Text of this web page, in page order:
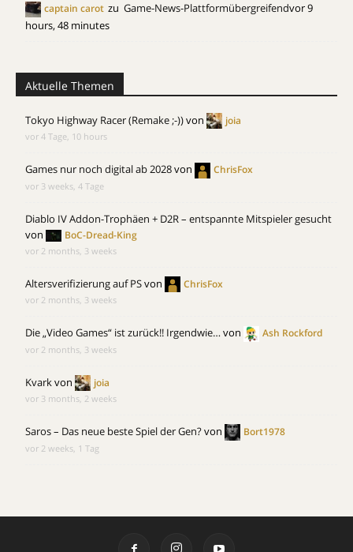
captain carot zu Game-News-Plattformübergreifendvor 9
hours, 48 minutes
Aktuelle Themen
Tokyo Highway Racer (Remake ;-))von joia
vor 4 Tage, 10 hours
Games nur noch digital ab 2028von ChrisFox
vor 3 weeks, 4 Tage
Diablo IV Addon-Trophäen + D2R – entspannte Mitspieler gesucht
von
BoC-Dread-King
vor 2 months, 3 weeks
Altersverifizierung auf PSvon ChrisFox
vor 2 months, 3 weeks
Die „Video Games“ ist zurück!! Irgendwie…von Ash Rockford
vor 2 months, 3 weeks
Kvarkvon joia
vor 3 months, 2 weeks
Saros – Das neue beste Spiel der Gen?von Bort1978
vor 2 weeks, 1 Tag